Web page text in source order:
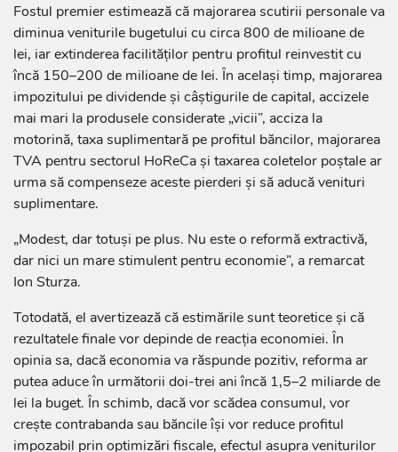
Fostul premier estimează că majorarea scutirii personale va
diminua veniturile bugetului cu circa 800 de milioane de
lei, iar extinderea facilităților pentru profitul reinvestit cu
încă 150–200 de milioane de lei. În același timp, majorarea
impozitului pe dividende și câștigurile de capital, accizele
mai mari la produsele considerate „vicii”, acciza la
motorină, taxa suplimentară pe profitul băncilor, majorarea
TVA pentru sectorul HoReCa și taxarea coletelor poștale ar
urma să compenseze aceste pierderi și să aducă venituri
suplimentare.
„Modest, dar totuși pe plus. Nu este o reformă extractivă,
dar nici un mare stimulent pentru economie”, a remarcat
Ion Sturza.
Totodată, el avertizează că estimările sunt teoretice și că
rezultatele finale vor depinde de reacția economiei. În
opinia sa, dacă economia va răspunde pozitiv, reforma ar
putea aduce în următorii doi-trei ani încă 1,5–2 miliarde de
lei la buget. În schimb, dacă vor scădea consumul, vor
crește contrabanda sau băncile își vor reduce profitul
impozabil prin optimizări fiscale, efectul asupra veniturilor